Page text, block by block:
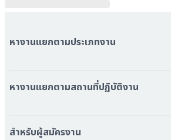
หางานแยกตามประเภทงาน
หมวดหมู่บริษัททั้งหมด
หางานแยกตามสถานที่ปฏิบัติงาน
สำหรับผู้สมัครงาน